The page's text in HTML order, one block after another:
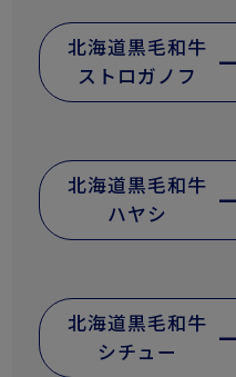
北海道黒毛和牛
ストロガノフ
北海道黒毛和牛
ハヤシ
北海道黒毛和牛
シチュー